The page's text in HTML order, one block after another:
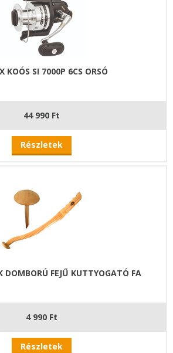
KOÓS SI 7000P 6CS ORSÓ
44 990 Ft
Részletek
DOMBORÚ FEJŰ KUTTYOGATÓ FA
4 990 Ft
Részletek